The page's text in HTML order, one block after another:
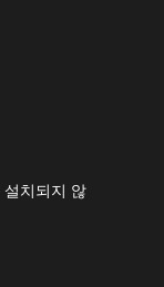
치되지 않